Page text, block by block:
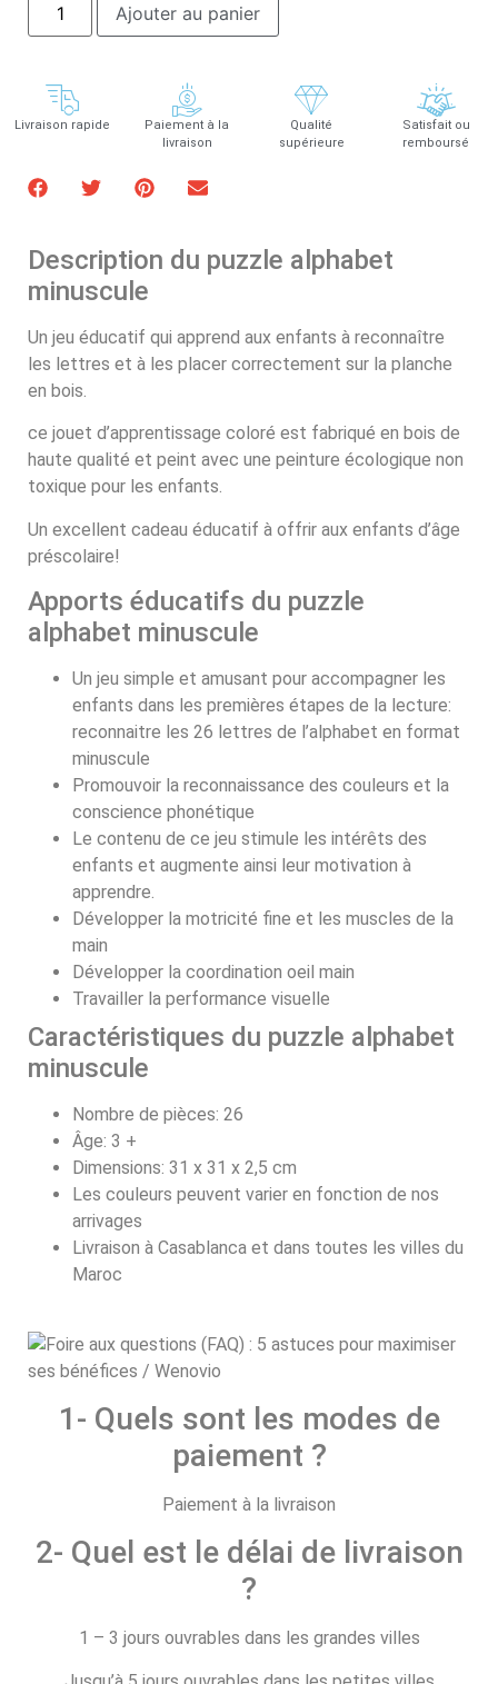
Ajouter au panier
Livraison rapide
Paiement à la
livraison
Qualité
supérieure
Satisfait ou
remboursé
Description du puzzle alphabet
minuscule
Un jeu éducatif qui apprend aux enfants à reconnaître
les lettres et à les placer correctement sur la planche
en bois.
ce jouet d’apprentissage coloré est fabriqué en bois de
haute qualité et peint avec une peinture écologique non
toxique pour les enfants.
Un excellent cadeau éducatif à offrir aux enfants d’âge
préscolaire!
Apports éducatifs du puzzle
alphabet minuscule
Un jeu simple et amusant pour accompagner les
enfants dans les premières étapes de la lecture:
reconnaitre les 26 lettres de l’alphabet en format
minuscule
Promouvoir la reconnaissance des couleurs et la
conscience phonétique
Le contenu de ce jeu stimule les intérêts des
enfants et augmente ainsi leur motivation à
apprendre.
Développer la motricité fine et les muscles de la
main
Développer la coordination oeil main
Travailler la performance visuelle
Caractéristiques du puzzle alphabet
minuscule
Nombre de pièces: 26
Âge: 3 +
Dimensions: 31 x 31 x 2,5 cm
Les couleurs peuvent varier en fonction de nos
arrivages
Livraison à Casablanca et dans toutes les villes du
Maroc
1- Quels sont les modes de
paiement ?
Paiement à la livraison
2- Quel est le délai de livraison
?
1 – 3 jours ouvrables dans les grandes villes